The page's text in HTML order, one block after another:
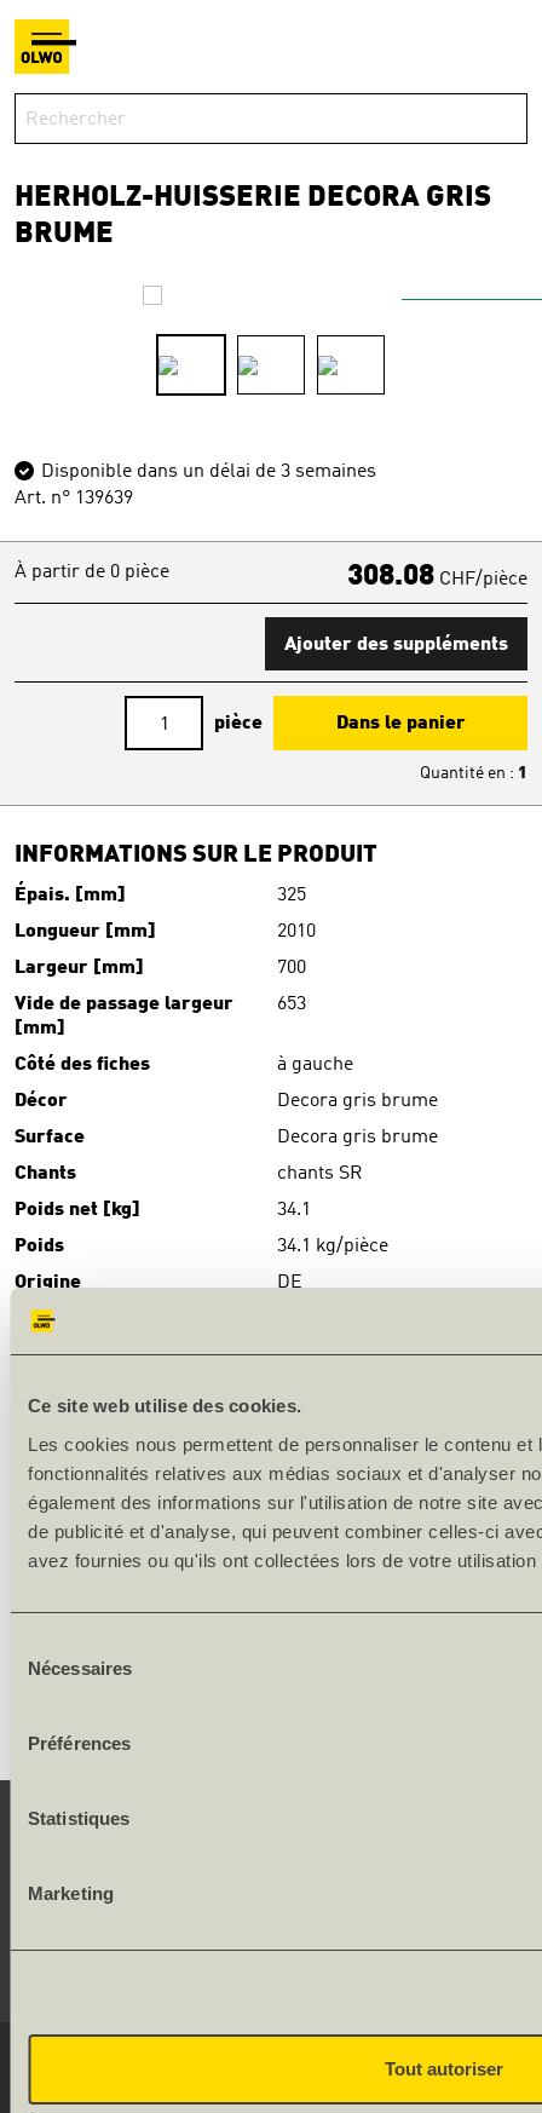
Ce site web utilise des cookies.
Les cookies nous permettent de personnaliser le contenu
fonctionnalités relatives aux médias sociaux et d'analyser
également des informations sur l'utilisation de notre site
de publicité et d'analyse, qui peuvent combiner celles-ci
avez fournies ou qu'ils ont collectées lors de votre
Nécessaires
Préférences
Statistiques
Marketing
Tout autoriser
HERHOLZ-HUISSERIE DECORA GRIS
BRUME
Disponible dans un délai de 3 semaines
Art. n° 139639
À partir de 0 pièce 308.08 CHF/pièce
Ajouter des suppléments
pièce Dans le panier
Quantité en : 1
INFORMATIONS SUR LE PRODUIT
Épais. [mm]
325
Longueur [mm]
2010
Largeur [mm]
700
Vide de passage largeur
[mm]
653
Côté des fiches
à gauche
Décor
Decora gris brume
Surface
Decora gris brume
Chants
chants SR
Poids net [kg]
34.1
Poids
34.1 kg/pièce
Origine
DE
TÉLÉCHARGEMENTS
DESCRIPTION DU PRODUIT
Production en série
Surface: mélamine-CPL-stratifié
SERVICE